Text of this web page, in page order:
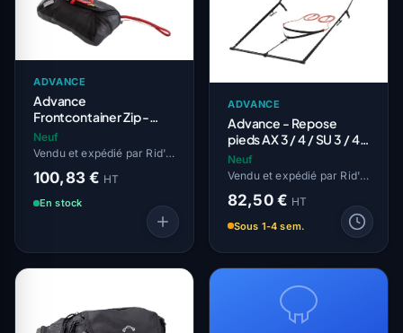
ADVANCE
Advance
Frontcontainer Zip -
Poche parachute
ventral Light
Neuf
Vendu et expédié par Rid'Air
100,83 € HT
En stock
ADVANCE
Advance - Repose
pieds AX 3 / 4 / SU 3 / 4 /
PR 3
Neuf
Vendu et expédié par Rid'Air
82,50 € HT
Sous 1-4 sem.